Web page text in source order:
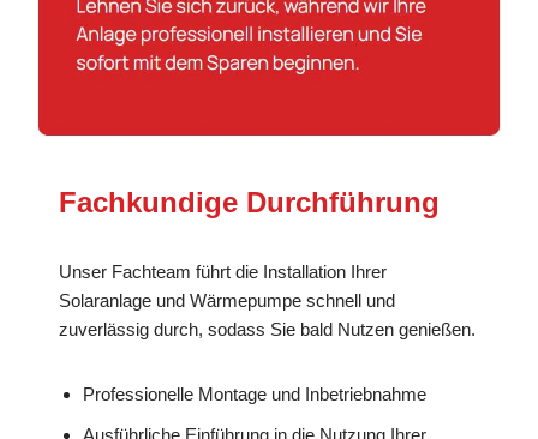
Fachkundige Durchführung
Unser Fachteam führt die Installation Ihrer
Solaranlage und Wärmepumpe schnell und
zuverlässig durch, sodass Sie bald Nutzen genießen.
Professionelle Montage und Inbetriebnahme
Ausführliche Einführung in die Nutzung Ihrer